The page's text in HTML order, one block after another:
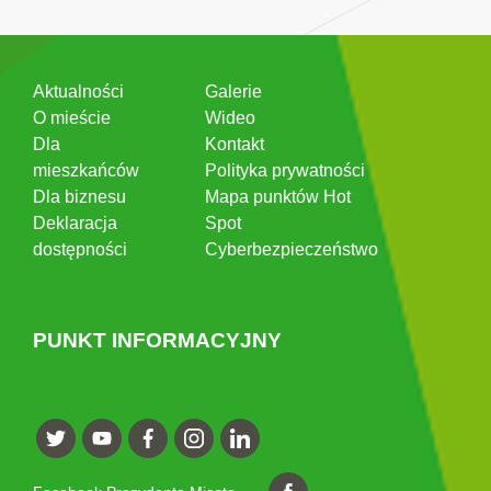
Aktualności
O mieście
Dla
mieszkańców
Dla biznesu
Deklaracja
dostępności
Galerie
Wideo
Kontakt
Polityka prywatności
Mapa punktów Hot
Spot
Cyberbezpieczeństwo
PUNKT INFORMACYJNY